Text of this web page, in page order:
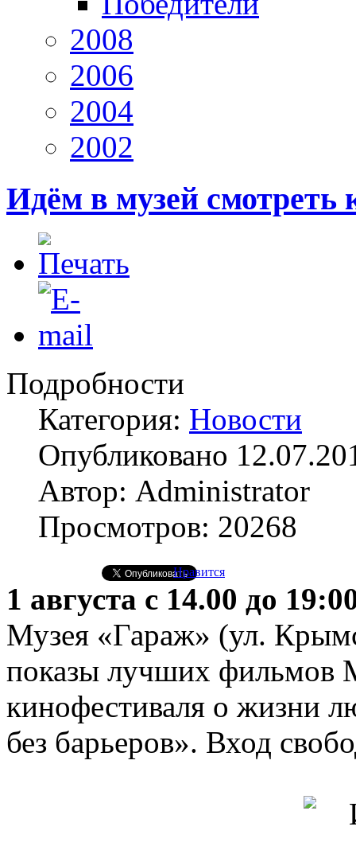
2008
2006
2004
2002
Идём в музей смотреть
Подробности
Категория: Новости
Опубликовано
Автор: Administrator
Просмотров: 20268
Нравится
1 августа с 14.00 до
Музея «Гараж» (ул.
показы лучших фильмов
кинофестиваля о жизни
без барьеров». Вход